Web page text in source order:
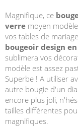
Magnifique, ce
verre moyen
vos tables de
bougeoir design
sublimera vos
modèle est assez
Superbe ! A utiliser
autre bougie d'un
encore plus joli,
tailles différentes
magnifiques.